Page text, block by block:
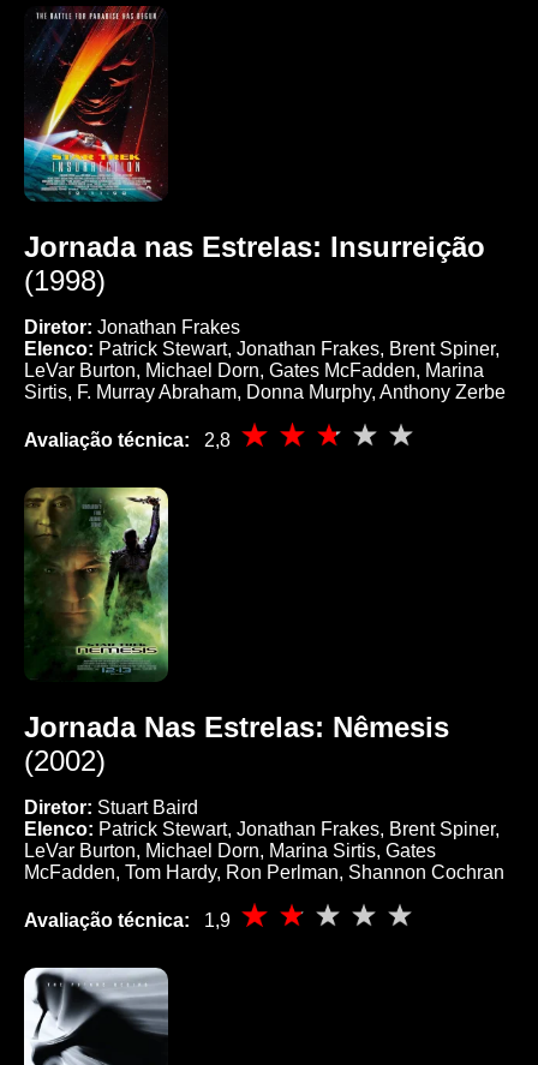
Jornada nas Estrelas: Insurreição
(1998)
Diretor: Jonathan Frakes
Elenco: Patrick Stewart, Jonathan Frakes, Brent Spiner,
LeVar Burton, Michael Dorn, Gates McFadden, Marina
Sirtis, F. Murray Abraham, Donna Murphy, Anthony Zerbe
Avaliação técnica: 2,8
Jornada Nas Estrelas: Nêmesis
(2002)
Diretor: Stuart Baird
Elenco: Patrick Stewart, Jonathan Frakes, Brent Spiner,
LeVar Burton, Michael Dorn, Marina Sirtis, Gates
McFadden, Tom Hardy, Ron Perlman, Shannon Cochran
Avaliação técnica: 1,9